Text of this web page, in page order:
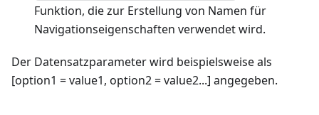
Funktion, die zur Erstellung von Namen für
Navigationseigenschaften verwendet wird.
Der Datensatzparameter wird beispielsweise als
[option1 = value1, option2 = value2...] angegeben.